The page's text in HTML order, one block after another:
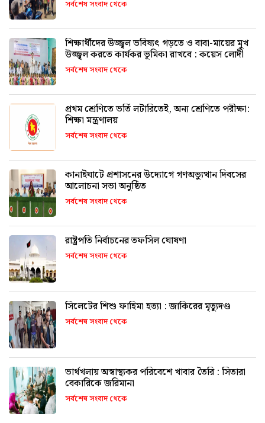
সর্বশেষ সংবাদ থেকে
শিক্ষার্থীদের উজ্জ্বল ভবিষ্যৎ গড়তে ও বাবা-মায়ের মুখ
উজ্জ্বল করতে কার্যকর ভূমিকা রাখবে : কয়েস লোদী
সর্বশেষ সংবাদ থেকে
প্রথম শ্রেণিতে ভর্তি লটারিতেই, অন্য শ্রেণিতে পরীক্ষা:
শিক্ষা মন্ত্রণালয়
সর্বশেষ সংবাদ থেকে
কানাইঘাটে প্রশাসনের উদ্যোগে গণঅভ্যুত্থান দিবসের
আলোচনা সভা অনুষ্ঠিত
সর্বশেষ সংবাদ থেকে
রাষ্ট্রপতি নির্বাচনের তফসিল ঘোষণা
সর্বশেষ সংবাদ থেকে
সিলেটের শিশু ফাহিমা হত্যা : জাকিরের মৃত্যুদণ্ড
সর্বশেষ সংবাদ থেকে
ভার্থখলায় অস্বাস্থ্যকর পরিবেশে খাবার তৈরি : সিতারা
বেকারিকে জরিমানা
সর্বশেষ সংবাদ থেকে